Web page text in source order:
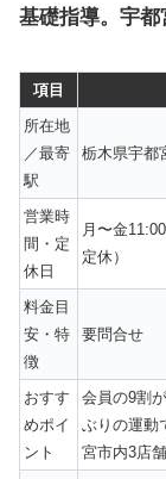
基礎指導。宇都
項目
所在地
／最寄
駅
栃木県宇都
営業時
間・定
休日
月〜金
定休）
料金目
安・特
徴
要問合せ
おすす
めポイ
ント
会員の9割
ぶりの運動
宮市内3店